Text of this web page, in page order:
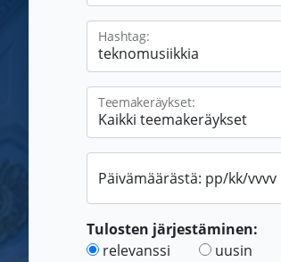
Hashtag:
Teemakeräykset:
Päivämäärästä: pp/kk/vvvv
Tulosten järjestäminen:
relevanssi
uusin